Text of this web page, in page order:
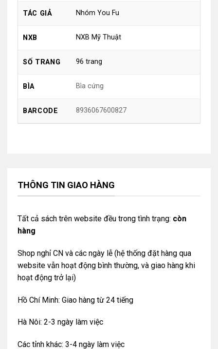
TÁC GIẢ Nhóm You Fu
NXB NXB Mỹ Thuật
SỐ TRANG 96 trang
BÌA Bìa cứng
BARCODE 8936067600827
THÔNG TIN GIAO HÀNG
Tất cả sách trên website đều trong tình trạng: còn
hàng
Shop nghỉ CN và các ngày lễ (hệ thống đặt hàng qua
website vẫn hoạt động bình thường, và giao hàng khi
hoạt động trở lại)
Hồ Chí Minh: Giao hàng từ 24 tiếng
Hà Nôi: 2-3 ngày làm việc
Các tỉnh khác: 3-4 ngày làm việc